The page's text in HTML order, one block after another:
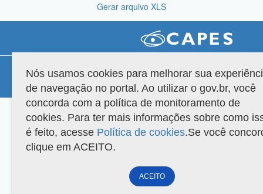
Gerar arquivo XLS
Versão do sistema: 3.88.9 Copyright 2022 Capes. Todos os direitos reservados.
Nós usamos cookies para melhorar sua
de navegação no portal. Ao utilizar o gov.br, você
concorda com a política de monitoramento de
cookies. Para ter mais informações sobre como
é feito, acesse Política de cookies.Se você
clique em ACEITO.
ACEITO